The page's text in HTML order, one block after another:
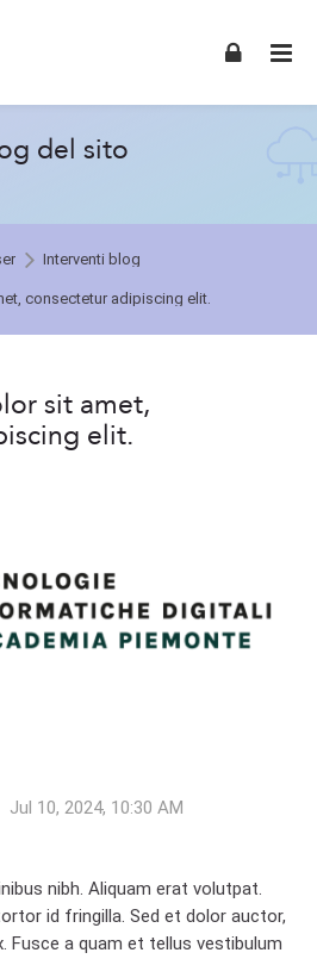
del sito
Interventi blog
consectetur adipiscing elit.
Admin User
sit amet,
elit.
Jul 10, 2024, 10:30 AM
nibh. Aliquam erat volutpat.
id fringilla. Sed et dolor auctor,
Fusce a quam et tellus vestibulum